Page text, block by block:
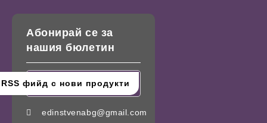
Абонирай се за
нашия бюлетин
edinstvenabg@gmail.com